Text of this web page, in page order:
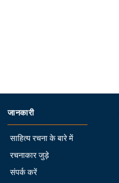
जानकारी
साहित्य रचना के बारे में
रचनाकार जुड़े
संपर्क करें